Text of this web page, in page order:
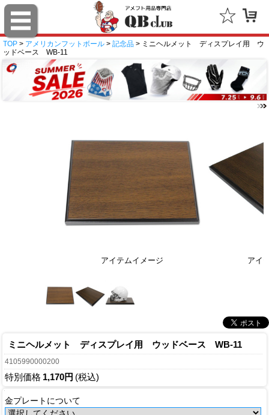
TOP > アメリカンフットボール > 記念品 > ミニヘルメット ディスプレイ用 ウ
ッドベース WB-11
アイテムイメージ アイ
ミニヘルメット ディスプレイ用 ウッドベース WB-11
4105990000200
特別価格 1,170円 (税込)
金プレートについて